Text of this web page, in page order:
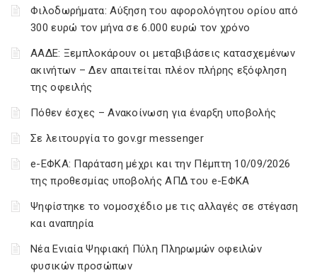
Φιλοδωρήματα: Αύξηση του αφορολόγητου ορίου από
300 ευρώ τον μήνα σε 6.000 ευρώ τον χρόνο
ΑΑΔΕ: Ξεμπλοκάρουν οι μεταβιβάσεις κατασχεμένων
ακινήτων – Δεν απαιτείται πλέον πλήρης εξόφληση
της οφειλής
Πόθεν έσχες – Ανακοίνωση για έναρξη υποβολής
Σε λειτουργία το gov.gr messenger
e-ΕΦΚΑ: Παράταση μέχρι και την Πέμπτη 10/09/2026
της προθεσμίας υποβολής ΑΠΔ του e-ΕΦΚΑ
Ψηφίστηκε το νομοσχέδιο με τις αλλαγές σε στέγαση
και αναπηρία
Νέα Ενιαία Ψηφιακή Πύλη Πληρωμών οφειλών
φυσικών προσώπων